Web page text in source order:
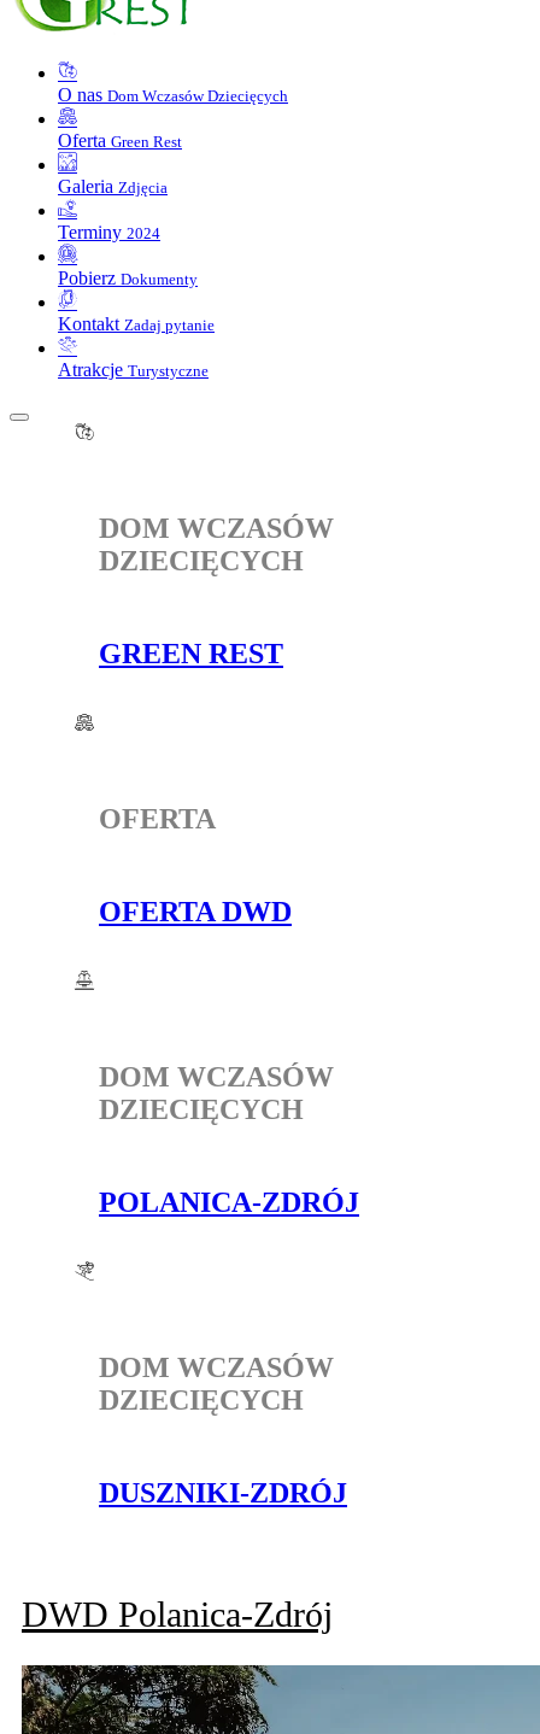
O nas Dom Wczasów Dziecięcych
Oferta Green Rest
Galeria Zdjęcia
Terminy 2024
Pobierz Dokumenty
Kontakt Zadaj pytanie
Atrakcje Turystyczne
DOM WCZASÓW
DZIECIĘCYCH
GREEN REST
OFERTA
OFERTA DWD
DOM WCZASÓW
DZIECIĘCYCH
POLANICA-ZDRÓJ
DOM WCZASÓW
DZIECIĘCYCH
DUSZNIKI-ZDRÓJ
DWD Polanica-Zdrój